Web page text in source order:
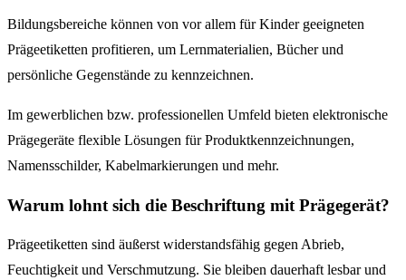
Bildungsbereiche können von vor allem für Kinder geeigneten
Prägeetiketten profitieren, um Lernmaterialien, Bücher und
persönliche Gegenstände zu kennzeichnen.
Im gewerblichen bzw. professionellen Umfeld bieten elektronische
Prägegeräte flexible Lösungen für Produktkennzeichnungen,
Namensschilder, Kabelmarkierungen und mehr.
Warum lohnt sich die Beschriftung mit Prägegerät?
Prägeetiketten sind äußerst widerstandsfähig gegen Abrieb,
Feuchtigkeit und Verschmutzung. Sie bleiben dauerhaft lesbar und